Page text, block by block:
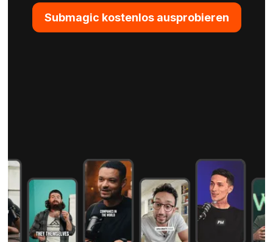
Submagic kostenlos ausprobieren